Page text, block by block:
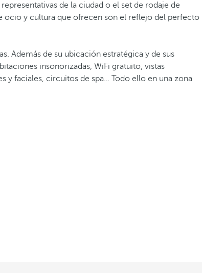
de la ciudad o el set de rodaje de
ocio y cultura que ofrecen son el reflejo del perfecto
Además de su ubicación estratégica y de sus
insonorizadas, WiFi gratuito, vistas
y faciales, circuitos de spa… Todo ello en una zona